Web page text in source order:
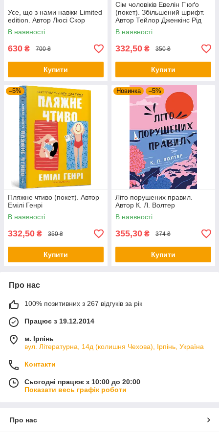
Усе, що з нами навіки Limited
edition. Автор Люсі Скор
В наявності
630 ₴ 700 ₴
Купити
Сім чоловіків Евелін Г'юґо
(покет). Збільшений шрифт.
Автор Тейлор Дженкінс Рід
В наявності
332,50 ₴ 350 ₴
Купити
–5%
Пляжне чтиво (покет). Автор
Емілі Генрі
В наявності
332,50 ₴ 350 ₴
Купити
Новинка –5%
Літо порушених правил.
Автор К. Л. Волтер
В наявності
355,30 ₴ 374 ₴
Купити
Про нас
100% позитивних з 267 відгуків за рік
Працює з 19.12.2014
м. Ірпінь
вул. Літературна, 14д (колишня Чехова), Ірпінь, Україна
Контакти
Сьогодні працює з 10:00 до 20:00
Показати весь графік роботи
Про нас